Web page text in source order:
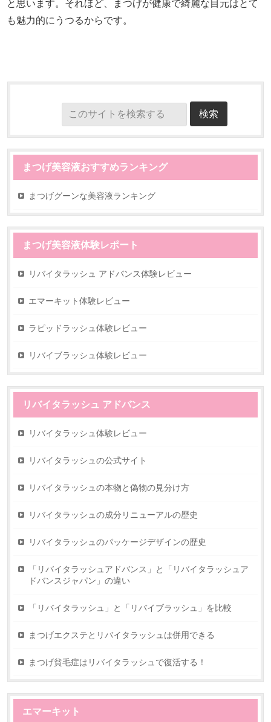
と思います。それほど、まつげが健康で綺麗な目元はとて
も魅力的にうつるからです。
まつげ美容液おすすめランキング
まつげグーンな美容液ランキング
まつげ美容液体験レポート
リバイタラッシュ アドバンス体験レビュー
エマーキット体験レビュー
ラピッドラッシュ体験レビュー
リバイブラッシュ体験レビュー
リバイタラッシュ アドバンス
リバイタラッシュ体験レビュー
リバイタラッシュの公式サイト
リバイタラッシュの本物と偽物の見分け方
リバイタラッシュの成分リニューアルの歴史
リバイタラッシュのパッケージデザインの歴史
「リバイタラッシュアドバンス」と「リバイタラッシュア
ドバンスジャパン」の違い
「リバイタラッシュ」と「リバイブラッシュ」を比較
まつげエクステとリバイタラッシュは併用できる
まつげ貧毛症はリバイタラッシュで復活する！
エマーキット